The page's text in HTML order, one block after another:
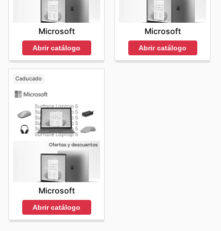
Microsoft
Abrir catálogo
Microsoft
Abrir catálogo
Caducado
Microsoft
Abrir catálogo